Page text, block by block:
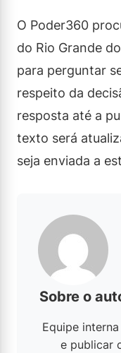
O Poder360
do Rio Grande
para perguntar
respeito da
resposta até a
texto será
seja enviada a
Sobre o
Equipe
e publicar